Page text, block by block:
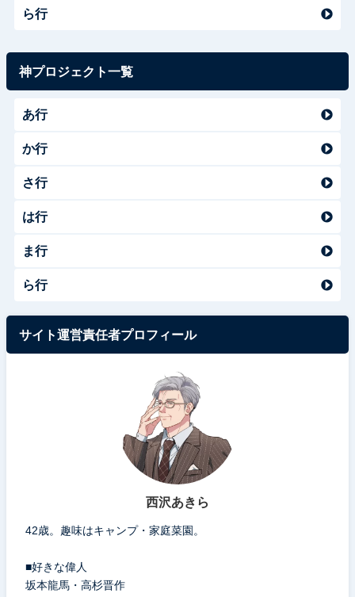
ら行
神プロジェクト一覧
あ行
か行
さ行
は行
ま行
ら行
サイト運営責任者プロフィール
西沢あきら
42歳。趣味はキャンプ・家庭菜園。
■好きな偉人
坂本龍馬・高杉晋作